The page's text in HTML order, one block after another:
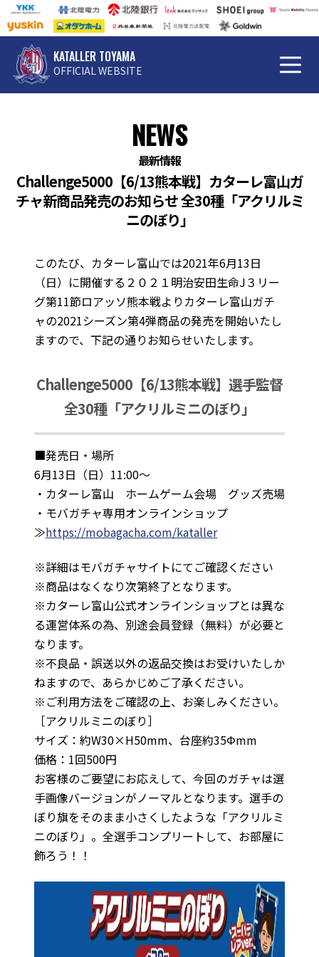
KATALLER TOYAMA
OFFICIAL WEBSITE
NEWS
最新情報
Challenge5000【6/13熊本戦】カターレ富山ガ
チャ新商品発売のお知らせ 全30種「アクリルミ
ニのぼり」
このたび、カターレ富山では2021年6月13日
（日）に開催する２０２１明治安田生命J３リー
グ第11節ロアッソ熊本戦よりカターレ富山ガチ
ャの2021シーズン第4弾商品の発売を開始いたし
ますので、下記の通りお知らせいたします。
Challenge5000【6/13熊本戦】選手監督
全30種「アクリルミニのぼり」
■発売日・場所
6月13日（日）11:00～
・カターレ富山 ホームゲーム会場 グッズ売場
・モバガチャ専用オンラインショップ
≫https://mobagacha.com/kataller
※詳細はモバガチャサイトにてご確認ください
※商品はなくなり次第終了となります。
※カターレ富山公式オンラインショップとは異な
る運営体系の為、別途会員登録（無料）が必要と
なります。
※不良品・誤送以外の返品交換はお受けいたしか
ねますので、あらかじめご了承ください。
※ご利用方法をご確認の上、お楽しみください。
［アクリルミニのぼり］
サイズ：約W30×H50mm、台座約35Φmm
価格：1回500円
お客様のご要望にお応えして、今回のガチャは選
手画像バージョンがノーマルとなります。選手の
ぼり旗をそのまま小さくしたような「アクリルミ
ニのぼり」。全選手コンプリートして、お部屋に
飾ろう！！